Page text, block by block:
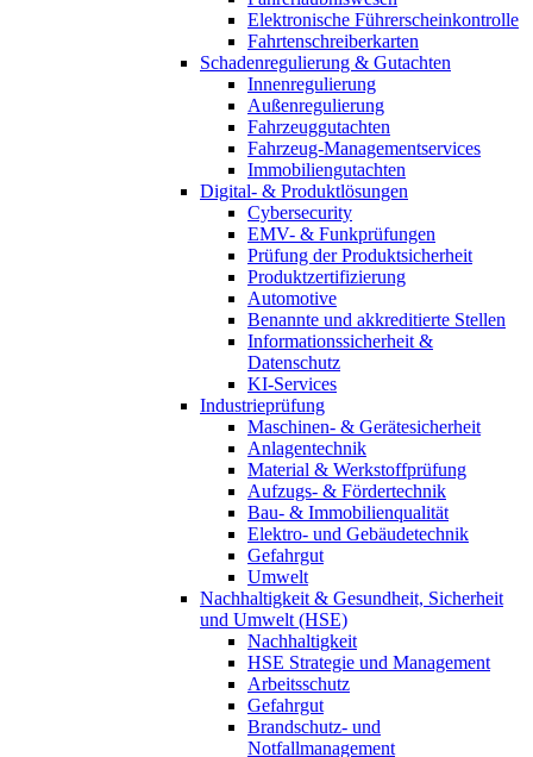
Elektronische Führerscheinkontrolle
Fahrtenschreiberkarten
Schadenregulierung & Gutachten
Innenregulierung
Außenregulierung
Fahrzeuggutachten
Fahrzeug-Managementservices
Immobiliengutachten
Digital- & Produktlösungen
Cybersecurity
EMV- & Funkprüfungen
Prüfung der Produktsicherheit
Produktzertifizierung
Automotive
Benannte und akkreditierte Stellen
Informationssicherheit &
Datenschutz
KI-Services
Industrieprüfung
Maschinen- & Gerätesicherheit
Anlagentechnik
Material & Werkstoffprüfung
Aufzugs- & Fördertechnik
Bau- & Immobilienqualität
Elektro- und Gebäudetechnik
Gefahrgut
Umwelt
Nachhaltigkeit & Gesundheit, Sicherheit
und Umwelt (HSE)
Nachhaltigkeit
HSE Strategie und Management
Arbeitsschutz
Gefahrgut
Brandschutz- und
Notfallmanagement